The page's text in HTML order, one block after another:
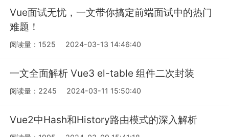
Vue面试无忧，一文带你搞定前端面试中的热门
难题！
阅读量：1525 2024-03-13 14:46:40
一文全面解析 Vue3 el-table 组件二次封装
阅读量：2245 2024-03-11 15:50:40
Vue2中Hash和History路由模式的深入解析